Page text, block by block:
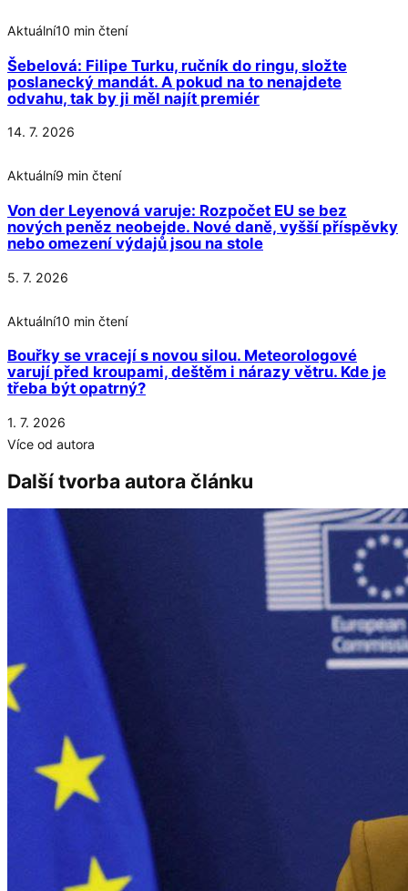
Aktuální10 min čtení
Šebelová: Filipe Turku, ručník do ringu, složte
poslanecký mandát. A pokud na to nenajdete
odvahu, tak by ji měl najít premiér
14. 7. 2026
Aktuální9 min čtení
Von der Leyenová varuje: Rozpočet EU se bez
nových peněz neobejde. Nové daně, vyšší příspěvky
nebo omezení výdajů jsou na stole
5. 7. 2026
Aktuální10 min čtení
Bouřky se vracejí s novou silou. Meteorologové
varují před kroupami, deštěm i nárazy větru. Kde je
třeba být opatrný?
1. 7. 2026
Více od autora
Další tvorba autora článku